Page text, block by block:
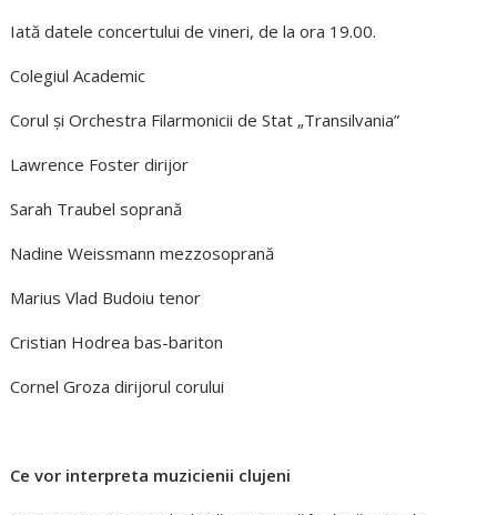
Iată datele concertului de vineri, de la ora 19.00.
Colegiul Academic
Corul și Orchestra Filarmonicii de Stat „Transilvania”
Lawrence Foster dirijor
Sarah Traubel soprană
Nadine Weissmann mezzosoprană
Marius Vlad Budoiu tenor
Cristian Hodrea bas-bariton
Cornel Groza dirijorul corului
Ce vor interpreta muzicienii clujeni